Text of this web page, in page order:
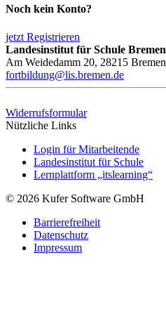
Noch kein Konto?
jetzt Registrieren
Landesinstitut für Schule Bremen
Am Weidedamm 20, 28215 Bremen
fortbildung@lis.bremen.de
Widerrufsformular
Nützliche Links
Login für Mitarbeitende
Landesinstitut für Schule
Lernplattform „itslearning“
© 2026 Kufer Software GmbH
Barrierefreiheit
Datenschutz
Impressum